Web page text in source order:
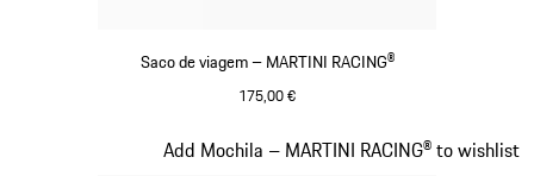
Saco de viagem – MARTINI RACING®
175,00 €
Add Mochila – MARTINI RACING® to wishlist
Diapositivo 19 de 20